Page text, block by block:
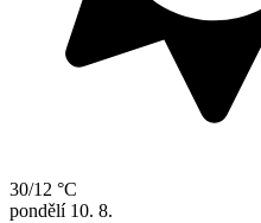
30/12 °C
pondělí 10. 8.